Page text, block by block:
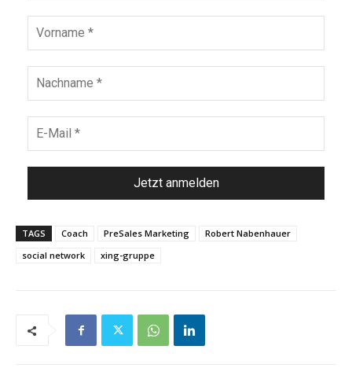
TAGS Coach PreSales Marketing
Robert Nabenhauer
social network
xing-gruppe